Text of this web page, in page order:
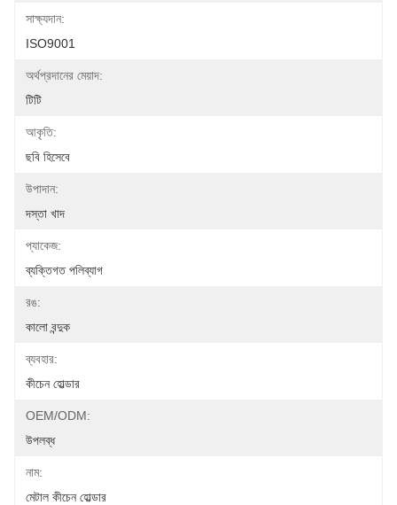
সাক্ষ্যদান:
ISO9001
অর্থপ্রদানের মেয়াদ:
টিটি
আকৃতি:
ছবি হিসেবে
উপাদান:
দস্তা খাদ
প্যাকেজ:
ব্যক্তিগত পলিব্যাগ
রঙ:
কালো বন্দুক
ব্যবহার:
কীচেন হোল্ডার
OEM/ODM:
উপলব্ধ
নাম:
মেটাল কীচেন হোল্ডার